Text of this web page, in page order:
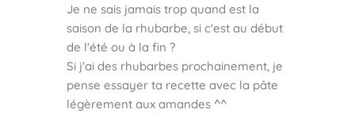
Je ne sais jamais trop quand est la
saison de la rhubarbe, si c'est au début
de l'été ou à la fin ?
Si j'ai des rhubarbes prochainement, je
pense essayer ta recette avec la pâte
légèrement aux amandes ^^